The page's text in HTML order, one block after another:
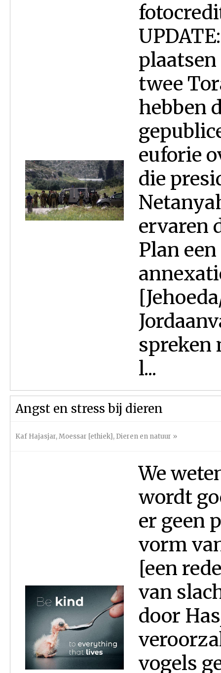
twee
hebben
euforie
die
ervaren
Plan
spreken
l...
Angst en stress bij dieren
Kaf Hajasjar,Moessar [ethiek], Dieren en natuur »
We
wordt
er geen
vorm
[een
van
door
vogels